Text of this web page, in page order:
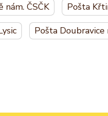
nám. ČSČK Pošta
Pošta